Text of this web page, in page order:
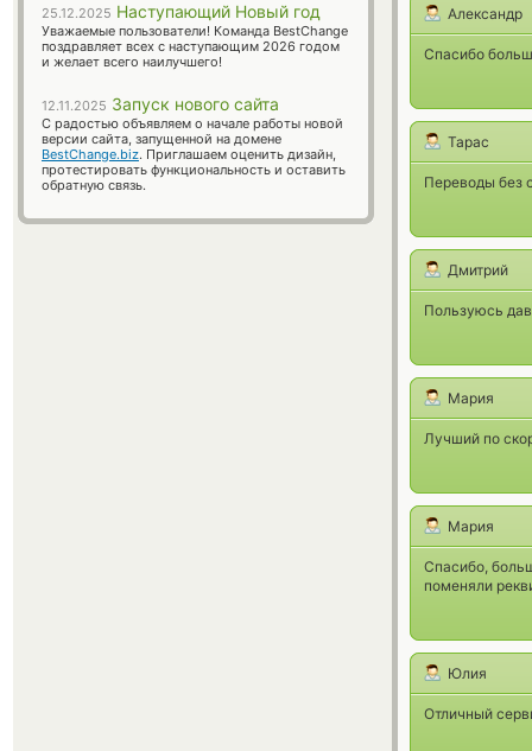
Александр
Спасибо
Тарас
Переводы без
Дмитрий
Пользуюсь
Мария
Лучший по
Мария
Спасибо,
поменяли
Юлия
Отличный
25.12.2025 Наступающий Новый год
Уважаемые пользователи! Команда BestChange
поздравляет всех с наступающим 2026 годом
и желает всего наилучшего!
12.11.2025 Запуск нового сайта
С радостью объявляем о начале работы новой
версии сайта, запущенной на домене
BestChange.biz. Приглашаем оценить дизайн,
протестировать функциональность и оставить
обратную связь.